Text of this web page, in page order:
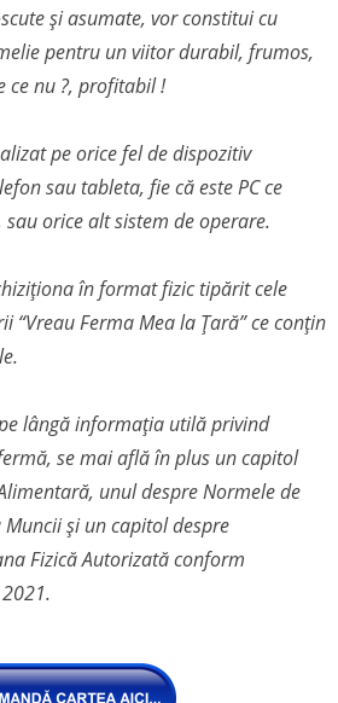
și asumate, vor constitui cu
pentru un viitor durabil, frumos,
ce nu ?, profitabil !
pe orice fel de dispozitiv
sau tableta, fie că este PC ce
orice alt sistem de operare.
în format fizic tipărit cele
“Vreau Ferma Mea la Țară” ce conțin
lângă informația utilă privind
se mai află în plus un capitol
unul despre Normele de
și un capitol despre
Fizică Autorizată conform